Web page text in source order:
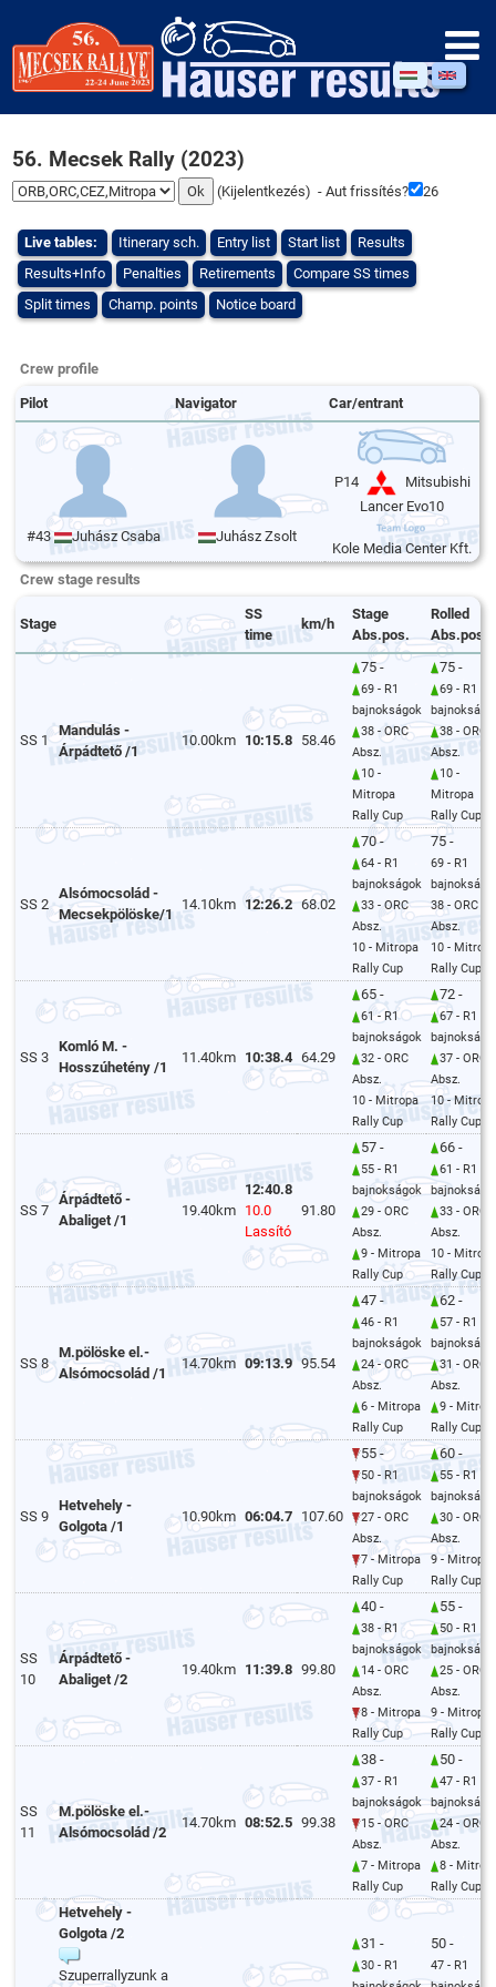
56. Mecsek Rally (2023)
(Kijelentkezés) - Aut frissítés? 25
Live tables: Itinerary sch. Entry list Start list
Results
Results+Info
Penalties Retirements
Compare SS times
Split times
Champ. points Notice board
Crew profile
Pilot Navigator Car/entrant
#43 Juhász Csaba Juhász Zsolt
P14
Mitsubishi
Lancer Evo10
Kole Media Center Kft.
Crew stage results
Stage
SS
time
km/h
Stage
Abs.pos.
Rolled
Abs.pos.
SS 1
Mandulás -
Árpádtető /1
10.00km 10:15.8 58.46
75 -
69 - R1
bajnokságok
38 - ORC
Absz.
10 -
Mitropa
Rally Cup
75 -
69 - R1
38 - ORC
Absz.
10 -
Mitropa
Rally Cup
SS 2
Alsómocsolád -
Mecsekpölöske/1
14.10km 12:26.2 68.02
70 -
64 - R1
bajnokságok
33 - ORC
Absz.
10 - Mitropa
Rally Cup
75 -
69 - R1
38 - ORC
Absz.
10 -
Rally Cup
SS 3
Komló M. -
Hosszúhetény /1
11.40km 10:38.4 64.29
65 -
61 - R1
bajnokságok
32 - ORC
Absz.
10 - Mitropa
Rally Cup
72 -
67 - R1
37 - ORC
Absz.
10 -
Rally Cup
SS 7
Árpádtető -
Abaliget /1
19.40km
12:40.8
10.0
Lassító
91.80
57 -
55 - R1
bajnokságok
29 - ORC
Absz.
9 - Mitropa
Rally Cup
66 -
61 - R1
33 - ORC
Absz.
10 -
Rally Cup
SS 8
M.pölöske el.-
Alsómocsolád /1
14.70km 09:13.9 95.54
47 -
46 - R1
bajnokságok
24 - ORC
Absz.
6 - Mitropa
Rally Cup
62 -
57 - R1
31 - ORC
Absz.
9 -
Rally Cup
SS 9
Hetvehely -
Golgota /1
10.90km 06:04.7 107.60
55 -
50 - R1
bajnokságok
27 - ORC
Absz.
7 - Mitropa
Rally Cup
60 -
55 - R1
30 - ORC
Absz.
9 - Mitropa
Rally Cup
SS
10
Árpádtető -
Abaliget /2
19.40km 11:39.8 99.80
40 -
38 - R1
bajnokságok
14 - ORC
Absz.
8 - Mitropa
Rally Cup
55 -
50 - R1
25 - ORC
Absz.
9 - Mitropa
Rally Cup
SS
11
M.pölöske el.-
Alsómocsolád /2
14.70km 08:52.5 99.38
38 -
37 - R1
bajnokságok
15 - ORC
Absz.
7 - Mitropa
Rally Cup
50 -
47 - R1
24 - ORC
Absz.
8 -
Rally Cup
Hetvehely -
Golgota /2
Szuperrallyzunk a
31 -
30 - R1
50 -
47 - R1